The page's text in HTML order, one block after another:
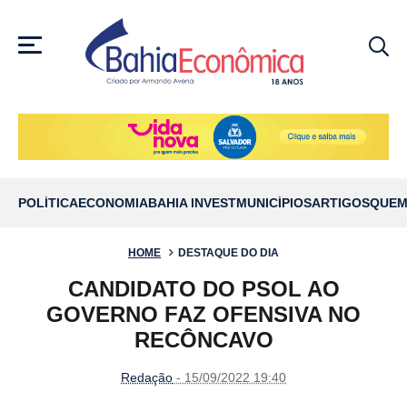
MENU
POLÍTICAECONOMIABAHIA INVESTMUNICÍPIOSARTIGOS
HOME DESTAQUE DO DIA
CANDIDATO DO PSOL AO
GOVERNO FAZ OFENSIVA NO
RECÔNCAVO
Redação - 15/09/2022 19:40